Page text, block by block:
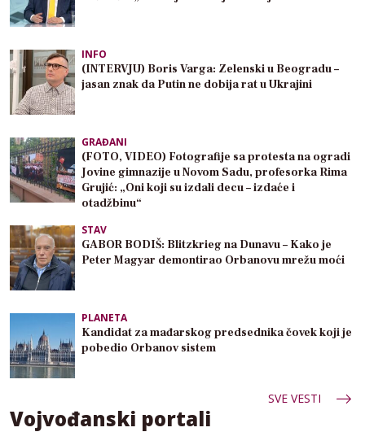
INFO
(INTERVJU) Boris Varga: Zelenski u Beogradu –
jasan znak da Putin ne dobija rat u Ukrajini
GRAĐANI
(FOTO, VIDEO) Fotografije sa protesta na ogradi
Jovine gimnazije u Novom Sadu, profesorka Rima
Grujić: „Oni koji su izdali decu – izdaće i
otadžbinu“
STAV
GABOR BODIŠ: Blitzkrieg na Dunavu – Kako je
Peter Magyar demontirao Orbanovu mrežu moći
PLANETA
Kandidat za mađarskog predsednika čovek koji je
pobedio Orbanov sistem
SVE VESTI
Vojvođanski portali